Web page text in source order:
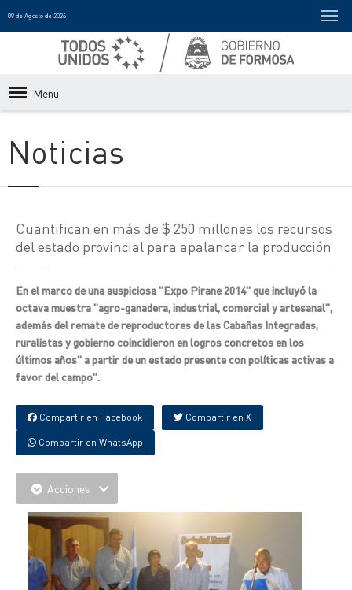
09 de Agosto de 2026
Menu
Noticias
Cuantifican en más de $ 250 millones los recursos
del estado provincial para apalancar la producción
En el marco de una auspiciosa "Expo Pirane 2014" que incluyó la
octava muestra "agro-ganadera, industrial, comercial y artesanal",
además del remate de reproductores de las Cabañas Integradas,
ruralistas y gobierno coincidieron en logros concretos en los
últimos años" a partir de un estado presente con políticas activas a
favor del campo".
Compartir en Facebook Compartir en X
Compartir en WhatsApp
Acciones